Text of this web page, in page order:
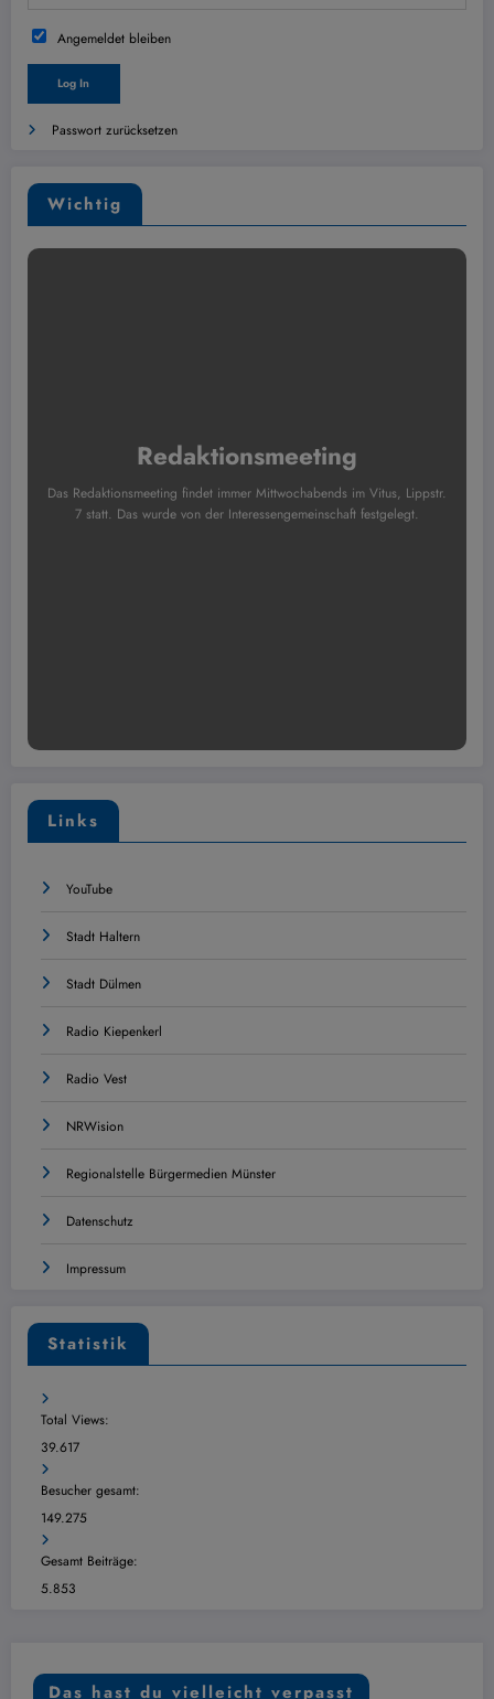
Angemeldet bleiben
Passwort zurücksetzen
Wichtig
Redaktionsmeeting
Das Redaktionsmeeting findet immer Mittwochabends im Vitus, Lippstr.
7 statt. Das wurde von der Interessengemeinschaft festgelegt.
Links
YouTube
Stadt Haltern
Stadt Dülmen
Radio Kiepenkerl
Radio Vest
NRWision
Regionalstelle Bürgermedien Münster
Datenschutz
Impressum
Statistik
Total Views:
39.617
Besucher gesamt:
149.275
Gesamt Beiträge:
5.853
Das hast du vielleicht verpasst